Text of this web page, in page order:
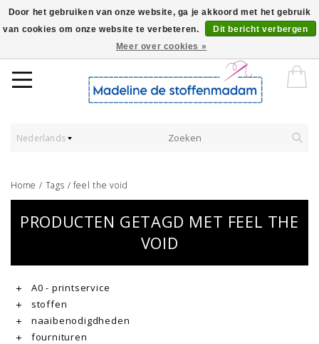
Worldwide Shipping - Onze stoffen worden verkocht per 10 cm.
Nederlands
Home / Tags /feel the void
PRODUCTEN GETAGD MET FEEL THE
VOID
A0 - printservice
stoffen
naaibenodigdheden
fournituren
Door het gebruiken van onze website, ga je akkoord met het gebruik
van cookies om onze website te verbeteren.
Dit bericht verbergen
Meer over cookies »